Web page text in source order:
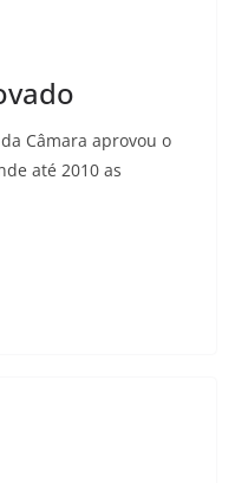
Câmara aprovou o
até 2010 as